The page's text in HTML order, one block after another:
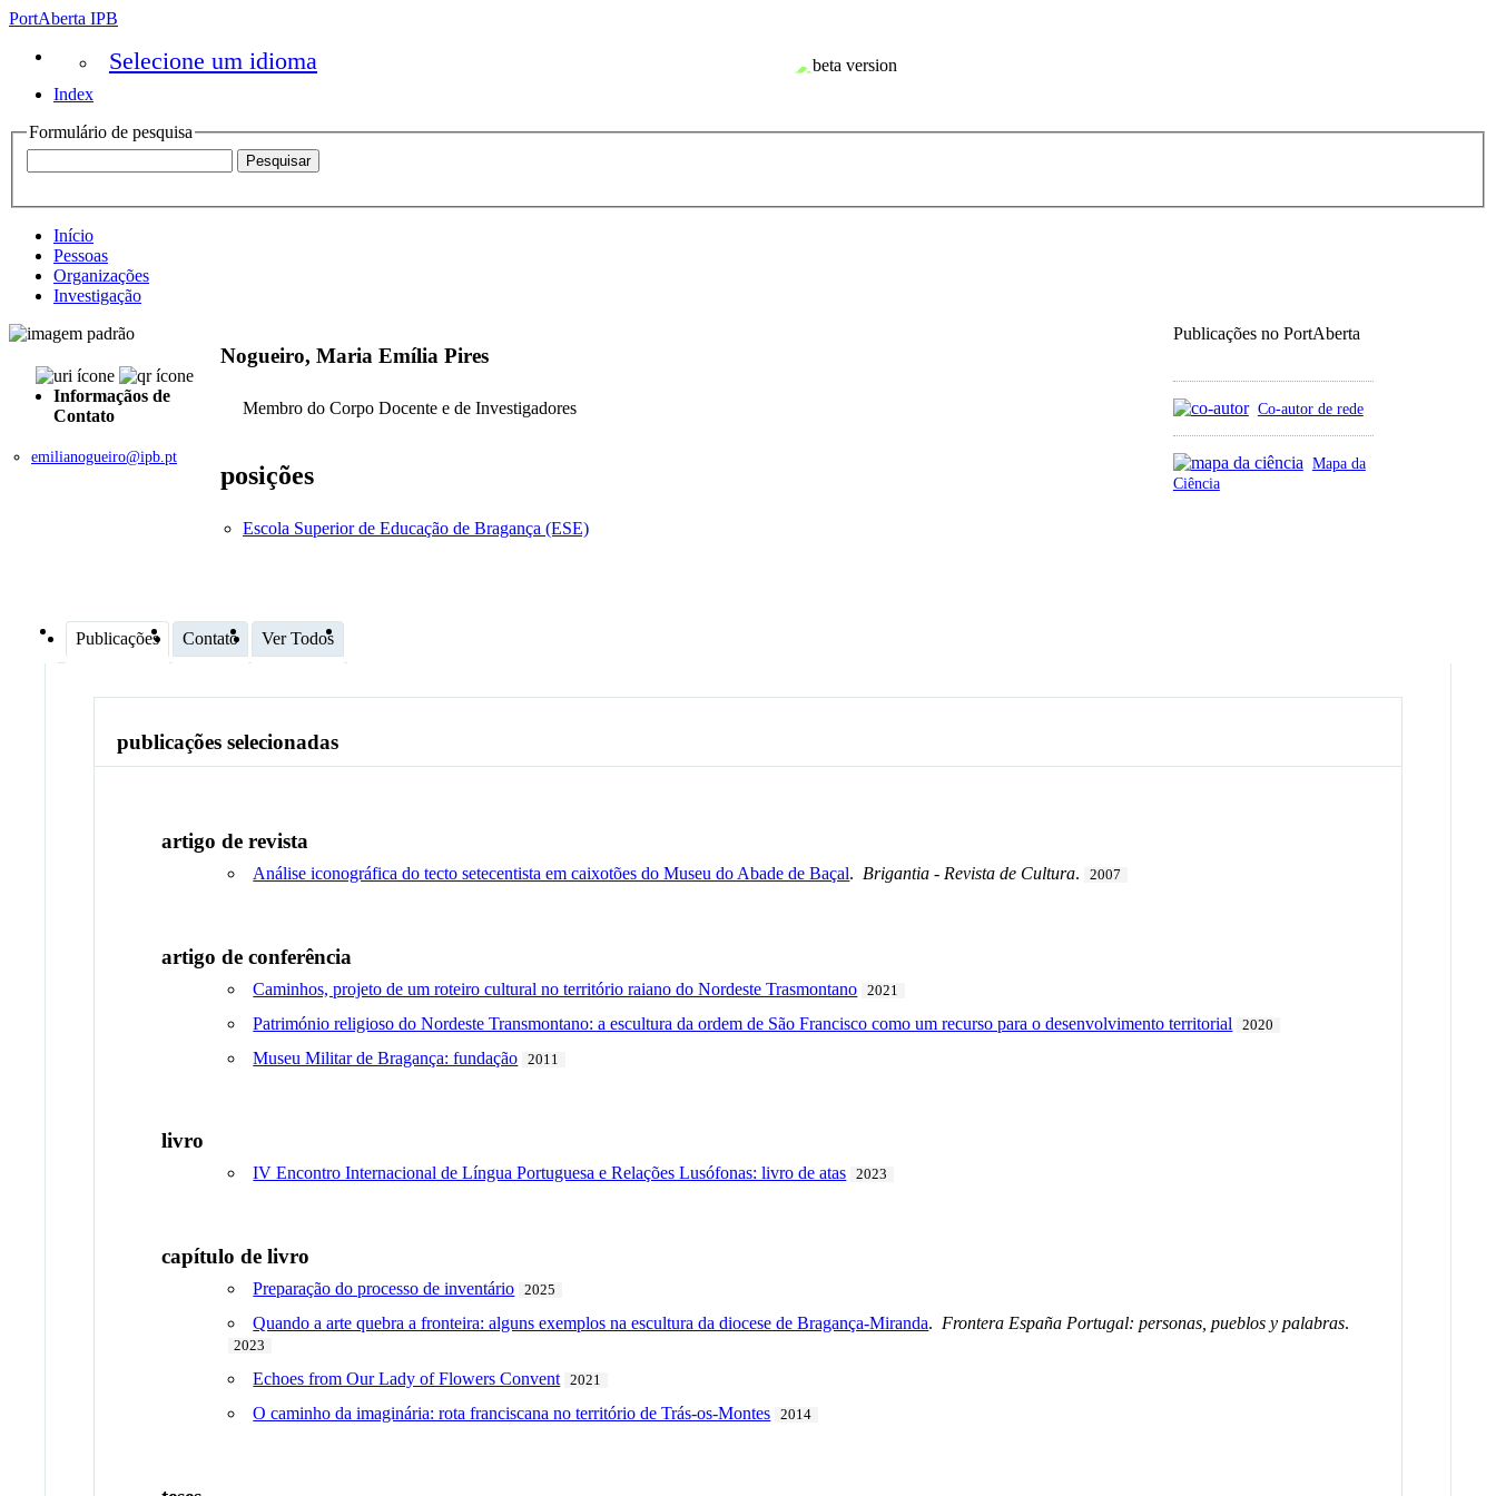
PortAberta IPB
Selecione um idioma
Index
Formulário de pesquisa
Início
Pessoas
Organizações
Investigação
Informaçãos de
Contato
emilianogueiro@ipb.pt
Publicações no PortAberta
Co-autor de rede
Mapa da
Ciência
Nogueiro, Maria Emília Pires
Membro do Corpo Docente e de Investigadores
posições
Escola Superior de Educação de Bragança (ESE)
Publicações Contato Ver Todos
publicações selecionadas
artigo de revista
Análise iconográfica do tecto setecentista em caixotões do Museu do Abade de Baçal. Brigantia - Revista de Cultura. 2007
artigo de conferência
Caminhos, projeto de um roteiro cultural no território raiano do Nordeste Trasmontano 2021
Património religioso do Nordeste Transmontano: a escultura da ordem de São Francisco como um recurso para o desenvolvimento territorial 2020
Museu Militar de Bragança: fundação 2011
livro
IV Encontro Internacional de Língua Portuguesa e Relações Lusófonas: livro de atas 2023
capítulo de livro
Preparação do processo de inventário 2025
Quando a arte quebra a fronteira: alguns exemplos na escultura da diocese de Bragança-Miranda. Frontera España Portugal: personas, pueblos y palabras.
2023
Echoes from Our Lady of Flowers Convent 2021
O caminho da imaginária: rota franciscana no território de Trás-os-Montes 2014